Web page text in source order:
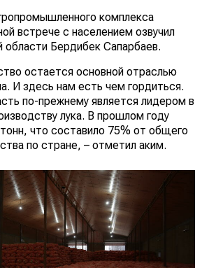
комплекса
встрече с населением озвучил
Бердибек Сапарбаев.
остается основной отраслью
И здесь нам есть чем гордиться.
по-прежнему является лидером в
лука. В прошлом году
что составило 75% от общего
по стране, – отметил аким.